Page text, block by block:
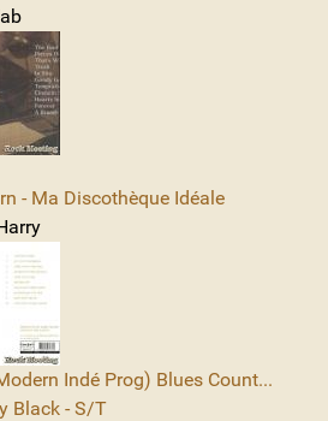
- Ma Discothèque Idéale
Indé Prog) Blues Count...
Black - S/T